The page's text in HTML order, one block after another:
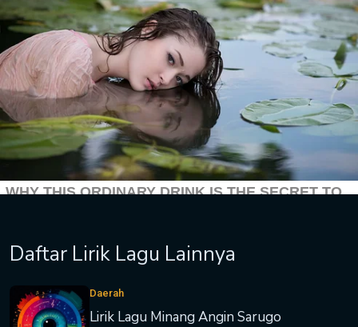
Daftar Lirik Lagu Lainnya
Daerah
Lirik Lagu Minang Angin Sarugo